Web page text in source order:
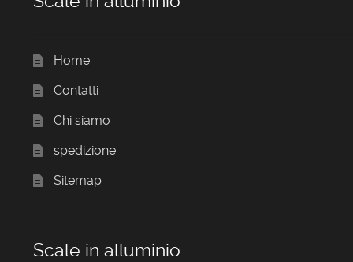
Home
Contatti
Chi siamo
spedizione
Sitemap
Scale in alluminio